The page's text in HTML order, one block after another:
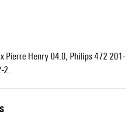
Pierre Henry 04.0, Philips 472 201-